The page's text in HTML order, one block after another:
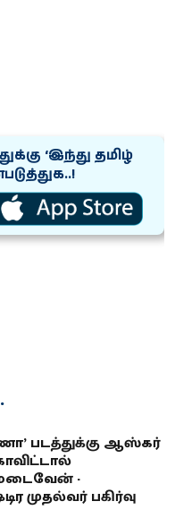
‘இந்து தமிழ்
படத்துக்கு ஆஸ்கர்
-
முதல்வர் பகிர்வு